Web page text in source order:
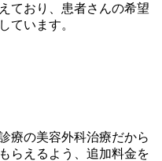
ており、患者さんの希望
ています。
療の美容外科治療だから
らえるよう、追加料金を